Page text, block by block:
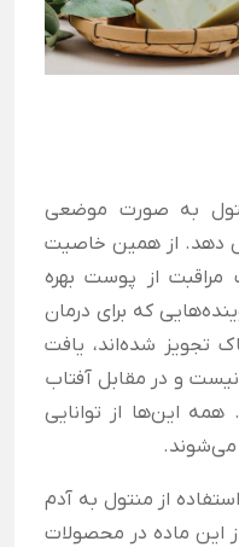
به صورت موضعی
دهد. از همین خاصیت
مراقبت از پوست بهره
که برای درمان
تجویز شده‌اند، یافت
و در مقابل آفتاب
همه این‌ها از توانایی
می‌شوند.
از منتول به آدم
ماده در محصولات